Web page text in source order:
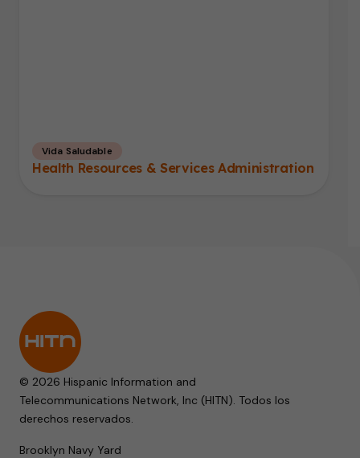
Vida Saludable
Health Resources & Services Administration
© 2026 Hispanic Information and
Telecommunications Network, Inc (HITN). Todos los
derechos reservados.
Brooklyn Navy Yard